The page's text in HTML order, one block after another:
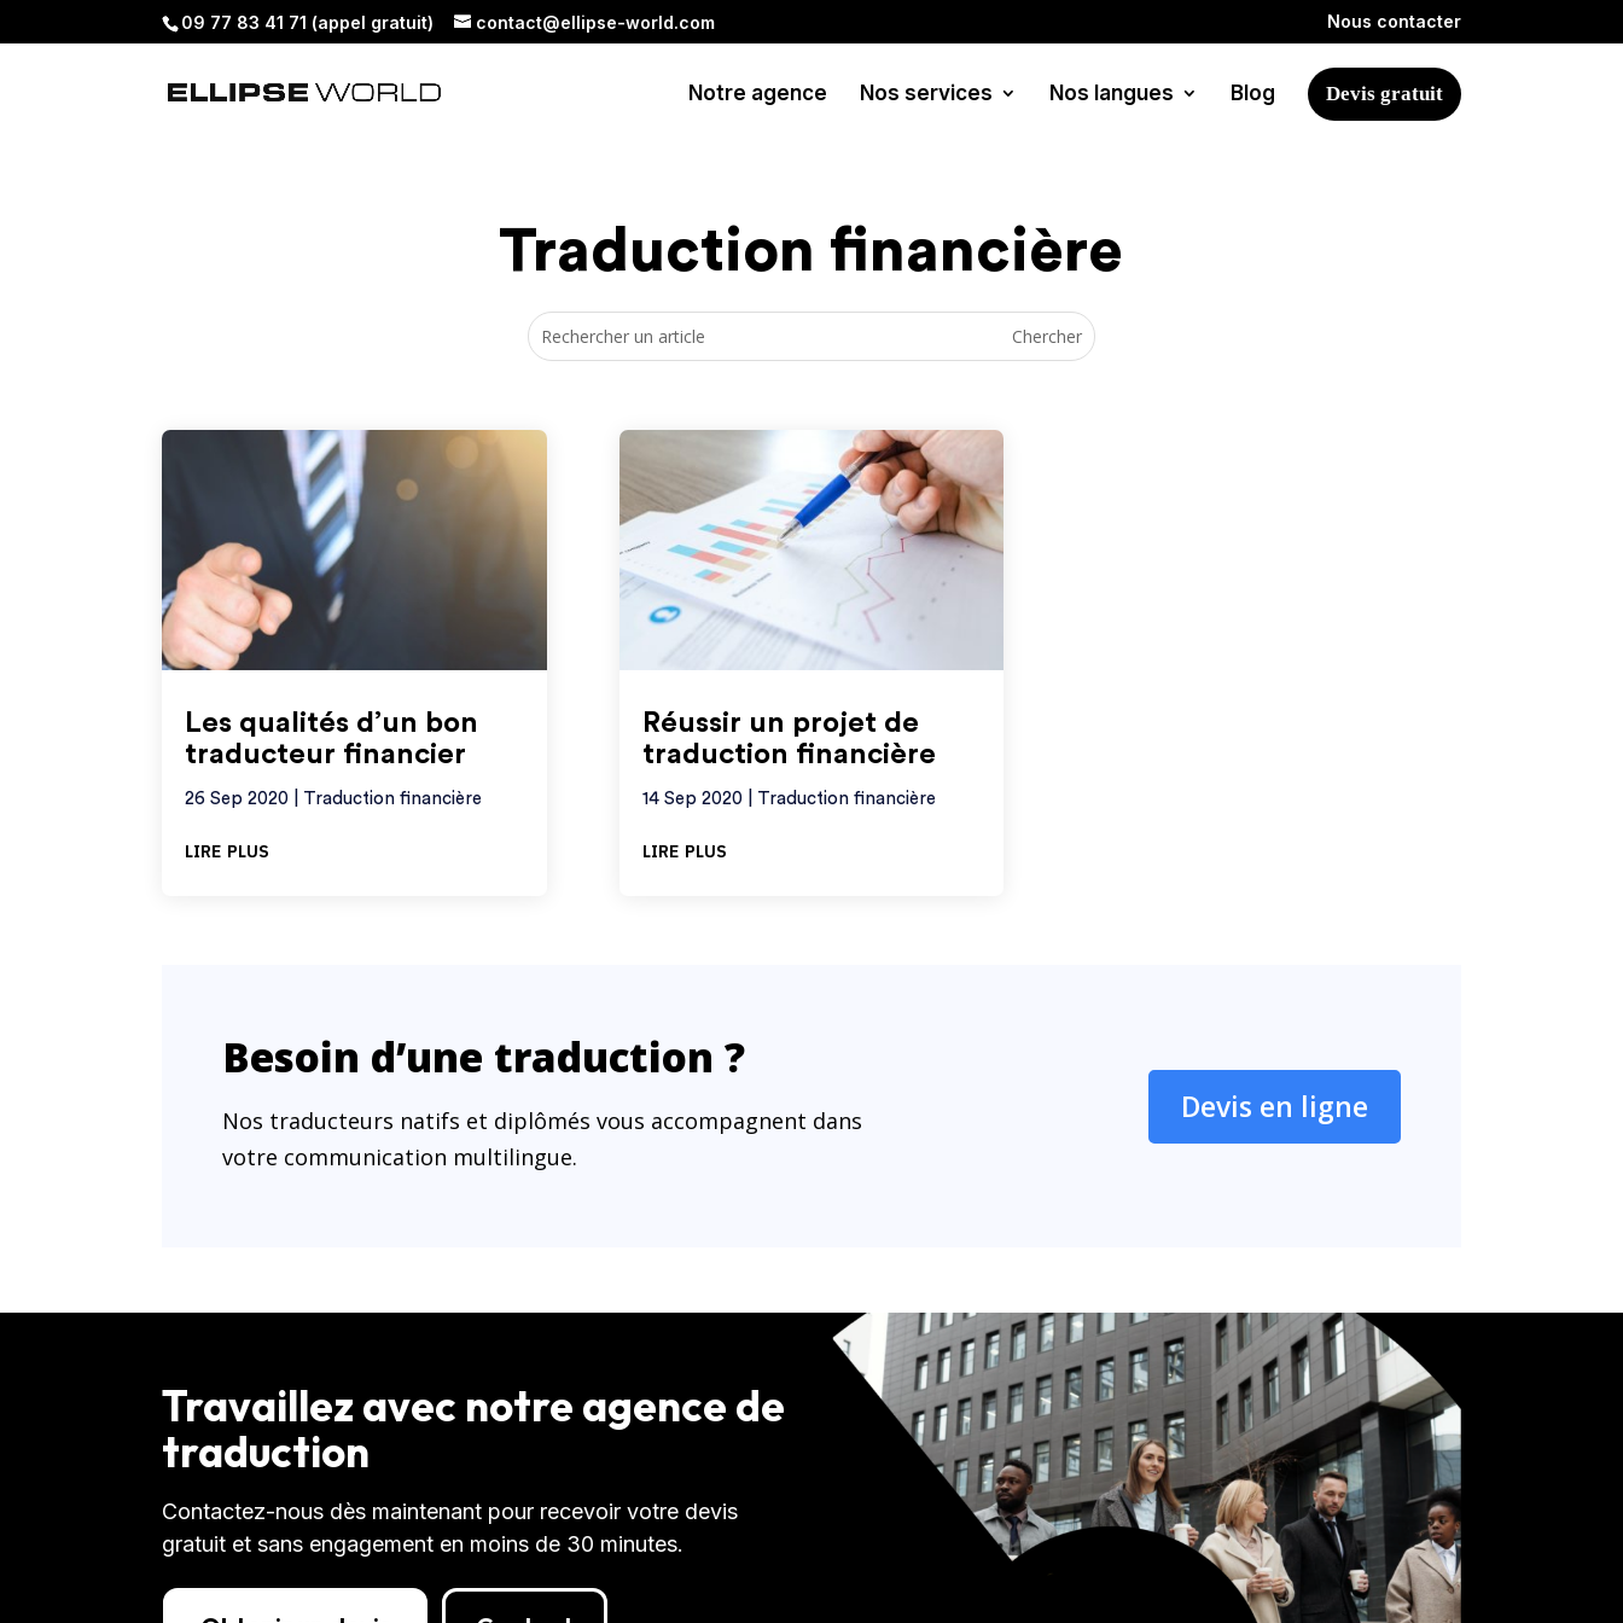
09 77 83 41 71 (appel gratuit) contact@ellipse-world.com Nous contacter
Notre agence Nos services Nos langues Blog Devis gratuit
Traduction financière
Les qualités d’un bon
traducteur financier
26 Sep 2020 Traduction financière
lire plus
Réussir un projet de
traduction financière
14 Sep 2020| Traduction financière
lire plus
Besoin d’une traduction ?
Nos traducteurs natifs et diplômés vous accompagnent dans
votre communication multilingue.
Devis en ligne
Travaillez avec notre agence de
traduction
Contactez-nous dès maintenant pour recevoir votre devis
gratuit et sans engagement en moins de 30 minutes.